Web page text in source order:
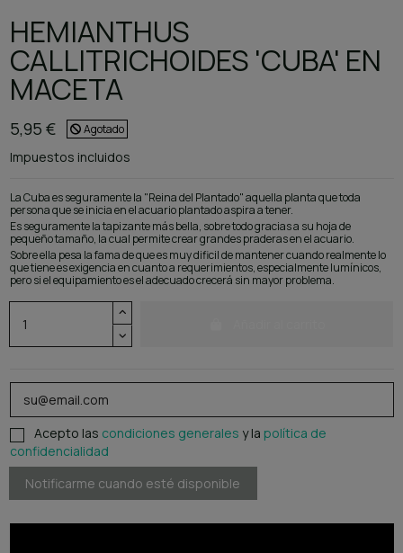
HEMIANTHUS
CALLITRICHOIDES 'CUBA' EN
MACETA
5,95 € Agotado
Impuestos incluidos
La Cuba es seguramente la "Reina del Plantado" aquella planta que toda
persona que se inicia en el acuario plantado aspira a tener.
Es seguramente la tapizante más bella, sobre todo gracias a su hoja de
pequeño tamaño, la cual permite crear grandes praderas en el acuario.
Sobre ella pesa la fama de que es muy dificil de mantener cuando realmente lo
que tiene es exigencia en cuanto a requerimientos, especialmente lumínicos,
pero si el equipamiento es el adecuado crecerá sin mayor problema.
Acepto las condiciones generales y la política de
confidencialidad